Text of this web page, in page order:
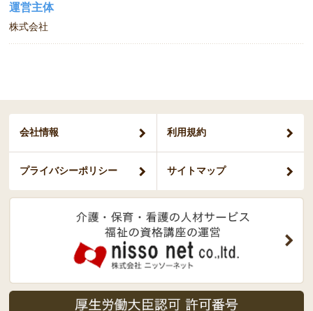
運営主体
株式会社
会社情報 利用規約
プライバシーポリシー サイトマップ